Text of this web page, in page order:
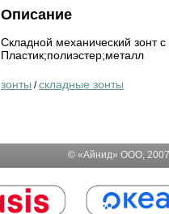
Описание
Складной механический зонт
Пластик;полиэстер;металл
зонты /складные зонты
© «Айнид» ООО,